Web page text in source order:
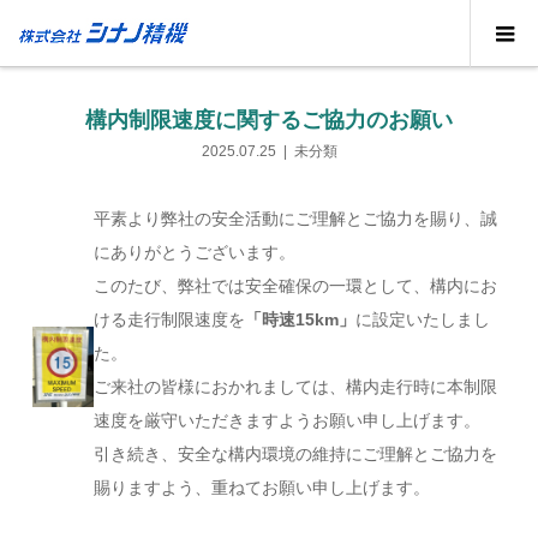
構内制限速度に関するご協力のお願い
2025.07.25 未分類
平素より弊社の安全活動にご理解とご協力を賜り、誠
にありがとうございます。
このたび、弊社では安全確保の一環として、構内にお
ける走行制限速度を 「時速15km」 に設定いたしまし
た。
ご来社の皆様におかれましては、構内走行時に本制限
速度を厳守いただきますようお願い申し上げます。
引き続き、安全な構内環境の維持にご理解とご協力を
賜りますよう、重ねてお願い申し上げます。